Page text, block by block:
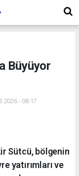
Büyüyor
- 08:17
Sütcü, bölgenin
yatırımları ve